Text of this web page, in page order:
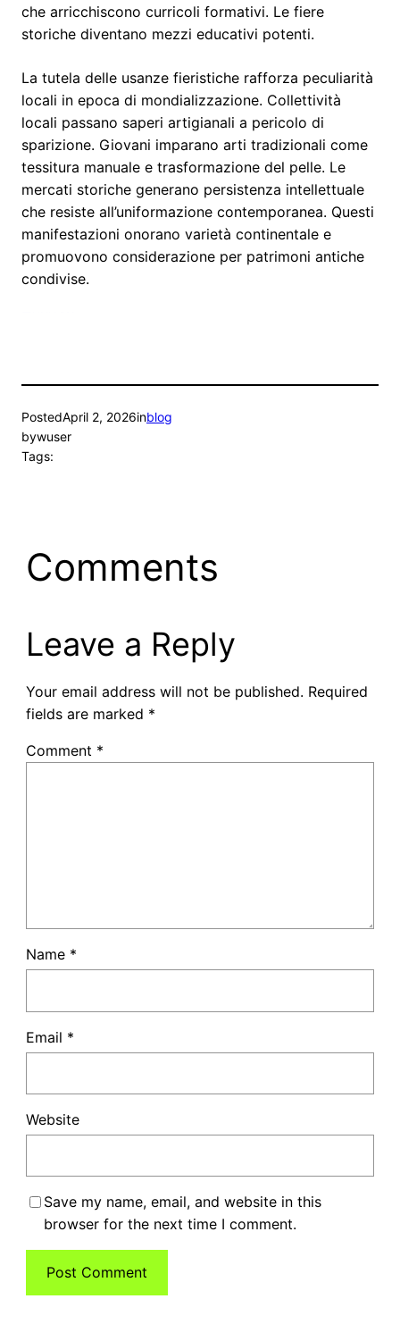
che arricchiscono curricoli formativi. Le fiere
storiche diventano mezzi educativi potenti.
La tutela delle usanze fieristiche rafforza peculiarità
locali in epoca di mondializzazione. Collettività
locali passano saperi artigianali a pericolo di
sparizione. Giovani imparano arti tradizionali come
tessitura manuale e trasformazione del pelle. Le
mercati storiche generano persistenza intellettuale
che resiste all’uniformazione contemporanea. Questi
manifestazioni onorano varietà continentale e
promuovono considerazione per patrimoni antiche
condivise.
PostedApril 2, 2026inblog
bywuser
Tags:
Comments
Leave a Reply
Your email address will not be published. Required
fields are marked *
Comment *
Name *
Email *
Website
Save my name, email, and website in this
browser for the next time I comment.